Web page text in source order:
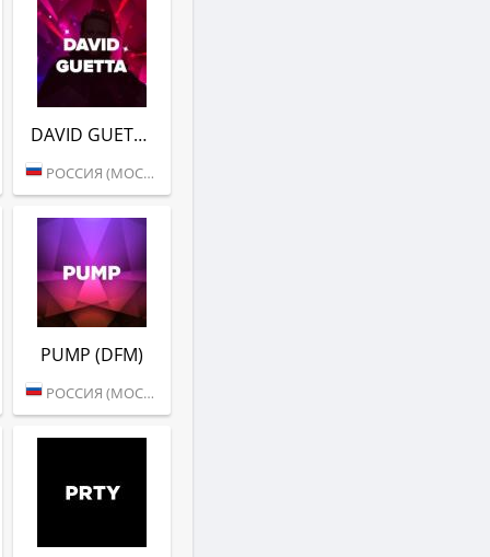
DAVID GUETTA (DFM)
РОССИЯ (МОСКВА)
PUMP (DFM)
РОССИЯ (МОСКВА)